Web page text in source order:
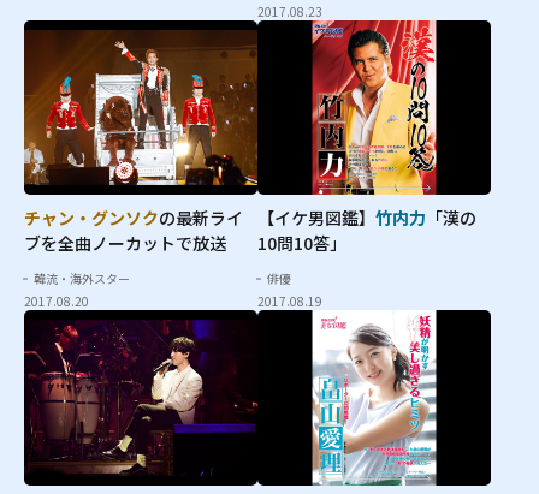
2017.08.23
チャン・グンソクの最新ライ
ブを全曲ノーカットで放送
韓流・海外スター
2017.08.20
【イケ男図鑑】 竹内力 「漢の
10問10答」
俳優
2017.08.19